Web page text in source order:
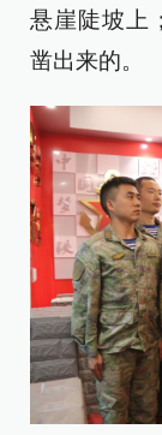
悬崖陡坡上
凿出来的。